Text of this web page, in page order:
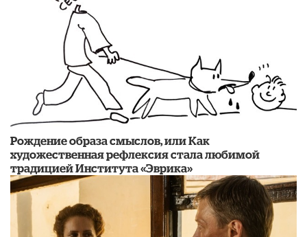
Рождение образа смыслов, или Как
художественная рефлексия стала любимой
традицией Института «Эврика»